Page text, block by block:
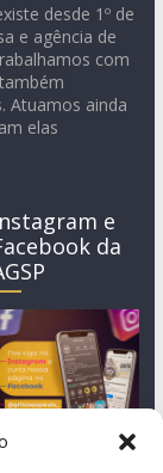
desde 1º de
e agência de
com
Atuamos ainda
elas
e
da